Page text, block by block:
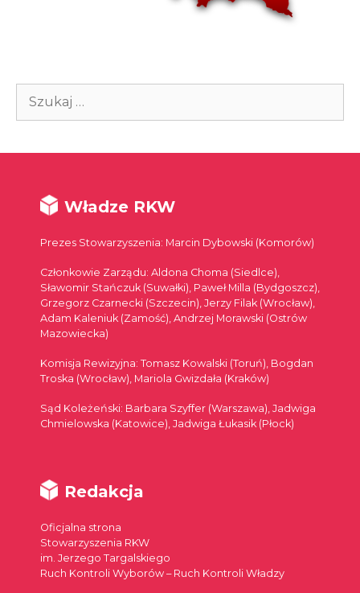
Szukaj:
Władze RKW
Prezes Stowarzyszenia: Marcin Dybowski (Komorów)
Członkowie Zarządu: Aldona Choma (Siedlce),
Sławomir Stańczuk (Suwałki), Paweł Milla (Bydgoszcz),
Grzegorz Czarnecki (Szczecin), Jerzy Filak (Wrocław),
Adam Kaleniuk (Zamość), Andrzej Morawski (Ostrów
Mazowiecka)
Komisja Rewizyjna: Tomasz Kowalski (Toruń), Bogdan
Troska (Wrocław), Mariola Gwizdała (Kraków)
Sąd Koleżeński: Barbara Szyffer (Warszawa), Jadwiga
Chmielowska (Katowice), Jadwiga Łukasik (Płock)
Redakcja
Oficjalna strona
Stowarzyszenia RKW
im. Jerzego Targalskiego
Ruch Kontroli Wyborów – Ruch Kontroli Władzy